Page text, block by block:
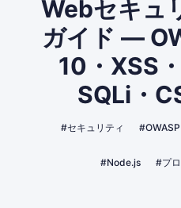
Webセキュ
ガイド —
10・XSS
SQLi・
#セキュリティ #OWASP
#Node.js #プ